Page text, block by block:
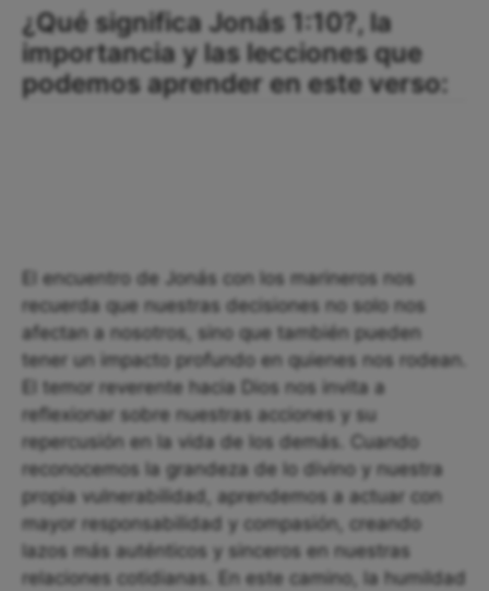
¿Qué significa Jonás 1:10?, la
importancia y las lecciones que
podemos aprender en este verso:
El encuentro de Jonás con los marineros nos
recuerda que nuestras decisiones no solo nos
afectan a nosotros, sino que también pueden
tener un impacto profundo en quienes nos rodean.
El temor reverente hacia Dios nos invita a
reflexionar sobre nuestras acciones y su
repercusión en la vida de los demás. Cuando
reconocemos la grandeza de lo divino y nuestra
propia vulnerabilidad, aprendemos a actuar con
mayor responsabilidad y compasión, creando
lazos más auténticos y sinceros en nuestras
relaciones cotidianas. En este camino, la humildad